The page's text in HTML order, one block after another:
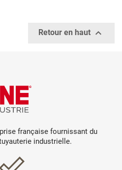
Retour en haut 
française fournissant du
industrielle.